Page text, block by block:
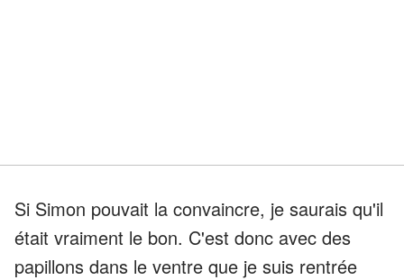
Si Simon pouvait la convaincre, je saurais qu'il
était vraiment le bon. C'est donc avec des
papillons dans le ventre que je suis rentrée